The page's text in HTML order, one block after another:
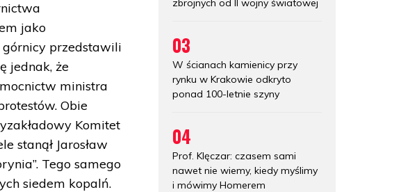
jako
przedstawili
jednak, że
ministra
Obie
Komitet
stanął Jarosław
Tego samego
siedem kopalń.
03
W ścianach kamienicy przy
rynku w Krakowie odkryto
ponad 100-letnie szyny
04
Prof. Klęczar: czasem sami
nawet nie wiemy, kiedy myślimy
i mówimy Homerem